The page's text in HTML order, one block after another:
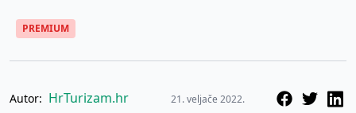
PREMIUM
Autor: HrTurizam.hr 21. veljače 2022.